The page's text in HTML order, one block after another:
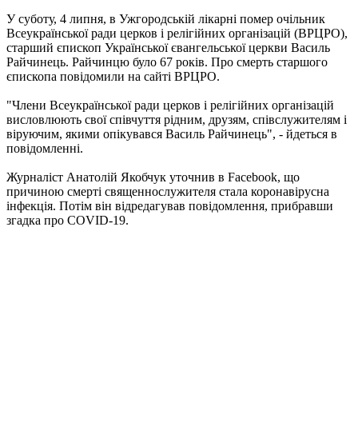
У суботу, 4 липня, в Ужгородській лікарні помер очільник
Всеукраїнської ради церков і релігійних організацій (ВРЦРО),
старший єпископ Української євангельської церкви Василь
Райчинець. Райчинцю було 67 років. Про смерть старшого
єпископа повідомили на сайті ВРЦРО.
"Члени Всеукраїнської ради церков і релігійних організацій
висловлюють свої співчуття рідним, друзям, співслужителям і
віруючим, якими опікувався Василь Райчинець", - йдеться в
повідомленні.
Журналіст Анатолій Якобчук уточнив в Facebook, що
причиною смерті священнослужителя стала коронавірусна
інфекція. Потім він відредагував повідомлення, прибравши
згадка про COVID-19.